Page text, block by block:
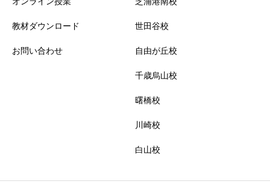
教材ダウンロード
お問い合わせ
世田谷校
自由が丘校
千歳烏山校
曙橋校
川崎校
白山校